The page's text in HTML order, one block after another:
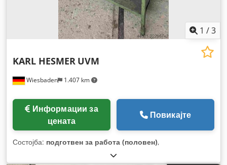
1 /3
Wiesbaden 1.407 km
KARL HESMER UVM
цената
Повикајте
Состојба: подготвен за работа (половен),